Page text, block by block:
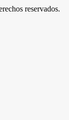
reservados.